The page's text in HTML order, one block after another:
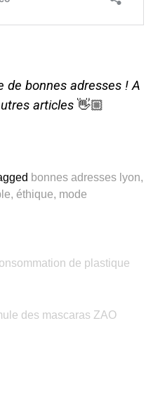
de bonnes adresses ! A
articles 👋🏼
bonnes adresses lyon,
, éthique, mode
de plastique
des mascaras ZAO